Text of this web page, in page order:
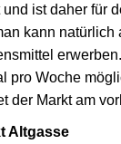
ist daher für
kann
pro Woche
der Markt am
Altgasse